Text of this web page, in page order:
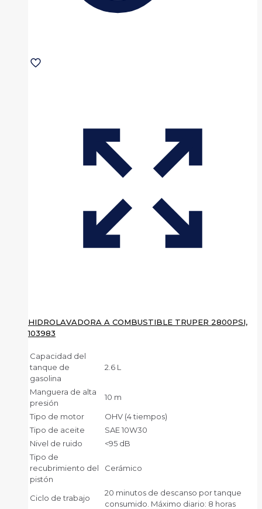
HIDROLAVADORA A COMBUSTIBLE TRUPER 2800PSI,
103983
Capacidad del
tanque de
gasolina
2.6 L
Manguera de alta
presión
10 m
Tipo de motor
OHV (4 tiempos)
Tipo de aceite
SAE 10W30
Nivel de ruido
<95 dB
Tipo de
recubrimiento del
pistón
Cerámico
Ciclo de trabajo
20 minutos de descanso por tanque
consumido. Máximo diario: 8 horas